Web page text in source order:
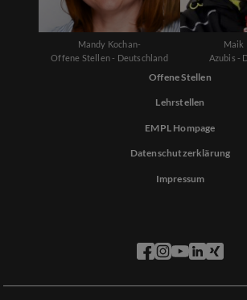
Offene Stellen
Lehrstellen
EMPL Hompage
Datenschutzerklärung
Impressum
Mandy Kochan-
Offene Stellen - Deutschland
Maik
Azubis -